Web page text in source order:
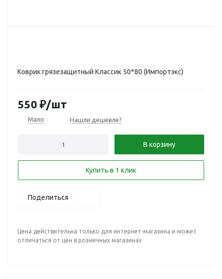
Коврик грязезащитный Классик 50*80 (Импортэкс)
550 ₽/шт
Мало Нашли дешевле?
В корзину
Купить в 1 клик
Поделиться
Цена действительна только для интернет-магазина и может
отличаться от цен в розничных магазинах